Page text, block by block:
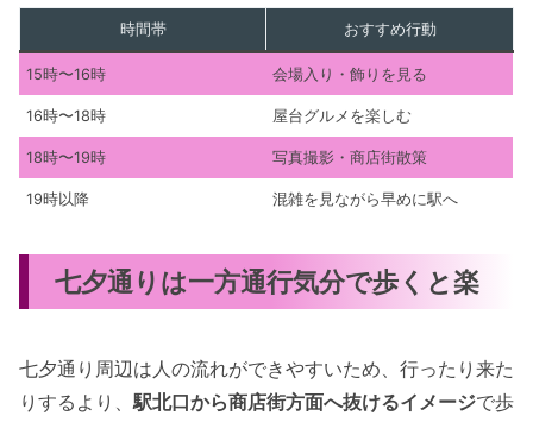
時間帯 おすすめ行動
15時〜16時 会場入り・飾りを見る
16時〜18時 屋台グルメを楽しむ
18時〜19時 写真撮影・商店街散策
19時以降 混雑を見ながら早めに駅へ
七夕通りは一方通行気分で歩くと楽
七夕通り周辺は人の流れができやすいため、行ったり来た
りするより、駅北口から商店街方面へ抜けるイメージで歩